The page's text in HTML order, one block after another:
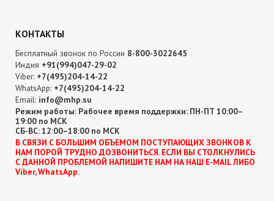
КОНТАКТЫ
Бесплатный звонок по России 8-800-3022645
Индия +91(994)047-29-02
Viber: +7(495)204-14-22
WhatsApp: +7(495)204-14-22
Email: info@mhp.su
Режим работы: Рабочее время поддержки: ПН-ПТ 10:00–
19:00 по МСК
СБ-ВС: 12:00–18:00 по МСК
В CВЯЗИ С БОЛЬШИМ ОБЪЕМОМ ПОСТУПАЮЩИХ ЗВОНКОВ К
НАМ ПОРОЙ ТРУДНО ДОЗВОНИТЬСЯ. ЕСЛИ ВЫ СТОЛКНУЛИСЬ
С ДАННОЙ ПРОБЛЕМОЙ НАПИШИТЕ НАМ НА НАШ E-MAIL ЛИБО
Viber, WhatsApp.